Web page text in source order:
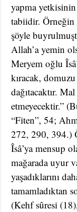
yapma
tabiidir.
şöyle
Allah’a yemin
Meryem oğlu
kıracak,
dağıtacaktır.
etmeyecektir.”
“Fiten”, 54;
272, 290, 394.)
Îsâ’ya mensup
mağarada uyur
yaşadıklarını
tamamladıktan
(Kehf sûresi